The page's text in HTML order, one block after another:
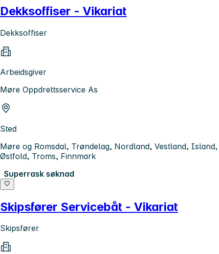
Dekksoffiser - Vikariat
Dekksoffiser
Arbeidsgiver
Møre Oppdrettsservice As
Sted
Møre og Romsdal, Trøndelag, Nordland, Vestland, Island,
Østfold, Troms, Finnmark
Superrask søknad
Skipsfører Servicebåt - Vikariat
Skipsfører